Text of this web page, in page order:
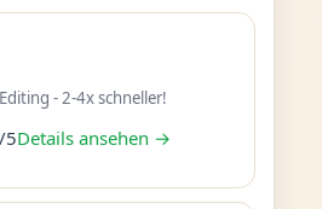
- 2-4x schneller!
Details ansehen →